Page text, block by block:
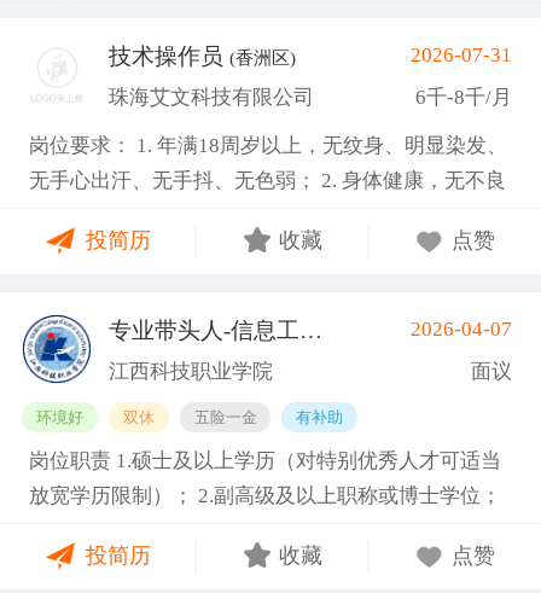
健康证或3个月有效体检表 福利待遇： 1. 加班费严格
按劳动法规定，平日1.5倍、周末2倍、法定节假日3
奖励金1500元； 3. 提供免费住宿、加班晚餐、夜班宵
夜，每月500餐补； 4. 公司奖励机制完善设有全勤
奖、司龄奖、看镜补贴、岗位津贴、多功能奖、稳岗
奖、介绍奖等； 5. 丰富的节日福利、活动、生日礼
围。
技术操作员 (香洲区)
2026-07-31
珠海艾文科技有限公司
6千-8千/月
岗位要求： 1. 年满18周岁以上，无纹身、明显染发、
无手心出汗、无手抖、无色弱； 2. 身体健康，无不良
理； 4. 能接受两班倒，配合加班，服从公司管理。 空
健康证或3个月有效体检表 福利待遇： 1. 加班费严格
按劳动法规定，平日1.5倍、周末2倍、法定节假日3
倍； 2. 公司购买五险一金，入职满3个月可申请新人
奖励金1500元； 3. 提供免费住宿、加班晚餐、夜班宵
夜，每月500餐补； 4. 公司奖励机制完善设有全勤
奖、司龄奖、看镜补贴、岗位津贴、多功能奖、稳岗
物、团建等； 6. 轻松简单、诚信、温暖纯粹的工作氛
投简历 收藏 点赞
专业带头人-信息工程类 (南昌县)2026-04-07
江西科技职业学院
面议
环境好 双休 五险一金 有补助
岗位职责 1.硕士及以上学历（对特别优秀人才可适当
放宽学历限制）； 2.副高级及以上职称或博士学位；
著、学术译著、专利、咨询报告等）和主持参与的科
投简历 收藏 点赞